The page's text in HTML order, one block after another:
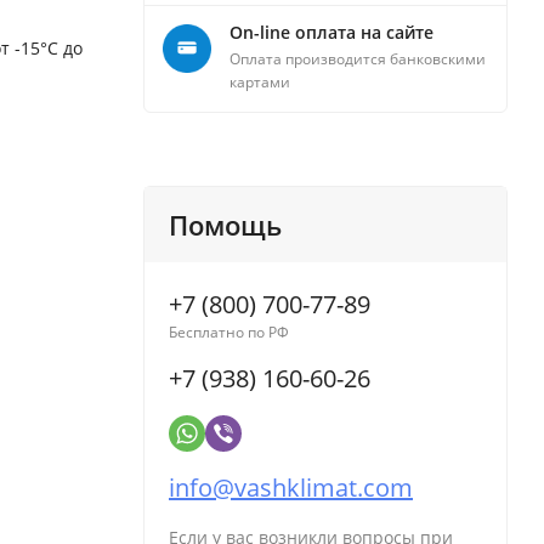
-15°C до
On-line оплата на сайте
Оплата производится банковскими
картами
Помощь
+7 (800) 700-77-89
Бесплатно по РФ
+7 (938) 160-60-26
info@vashklimat.com
Если у вас возникли вопросы при